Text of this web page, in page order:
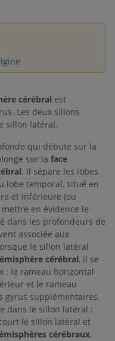
cérébral est
Les deux sillons
sillon latéral.
qui débute sur la
sur la face
. Il sépare les lobes
lobe temporal, situé en
et inférieure (ou
en évidence le
dans les profondeurs de
associée aux
le sillon latéral
cérébral, il se
: le rameau horizontal
et le rameau
gyrus supplémentaires.
dans le sillon latéral :
le sillon latéral et
cérébraux.